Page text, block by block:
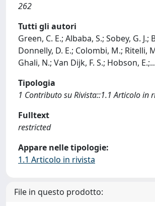
262
Tutti gli autori
Green, C. E.; Albaba, S.; Sobey, G. J.;
Donnelly, D. E.; Colombi, M.; Ritelli,
Ghali, N.; Van Dijk, F. S.; Hobson, E.;...
Tipologia
1 Contributo su Rivista::1.1 Articolo in
Fulltext
restricted
Appare nelle tipologie:
1.1 Articolo in rivista
File in questo prodotto: